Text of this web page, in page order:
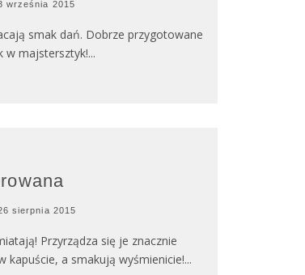
września 2015
smak dań. Dobrze przygotowane
w majstersztyk!...
sierpnia 2015
Przyrządza się je znacznie
kapuście, a smakują wyśmienicie!...